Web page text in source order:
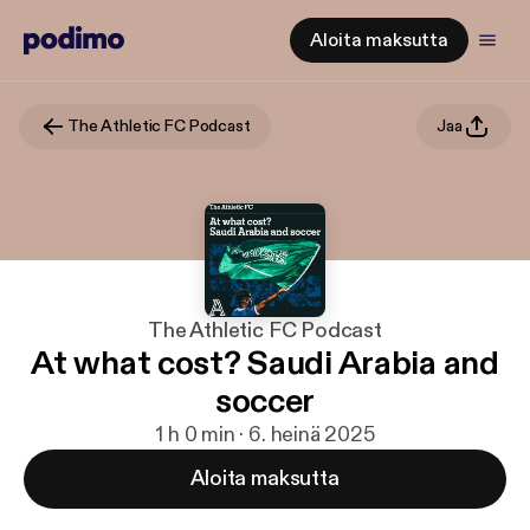
Aloita maksutta
The Athletic FC Podcast Jaa
The Athletic FC Podcast
At what cost? Saudi Arabia and
soccer
1 h 0 min · 6. heinä 2025
Aloita maksutta